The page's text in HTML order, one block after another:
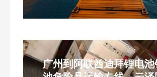
广州到阿联酋迪拜锂电